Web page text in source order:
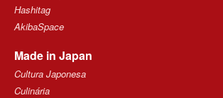
Hashitag
AkibaSpace
Made in Japan
Cultura Japonesa
Culinária